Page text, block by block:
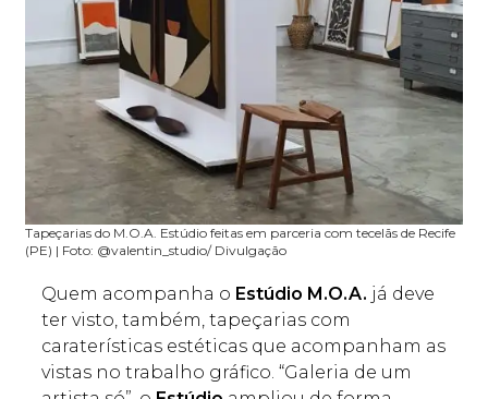
Tapeçarias do M.O.A. Estúdio feitas em parceria com tecelãs de Recife
(PE) | Foto: @valentin_studio/ Divulgação
Quem acompanha o Estúdio M.O.A. já deve
ter visto, também, tapeçarias com
caraterísticas estéticas que acompanham as
vistas no trabalho gráfico. “Galeria de um